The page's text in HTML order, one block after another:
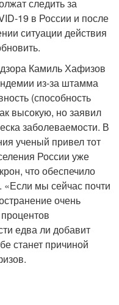
следить за
19 в России и после
ситуации действия
Камиль Хафизов
из-за штамма
(способность
высокую, но заявил
заболеваемости. В
ученый привел тот
России уже
что обеспечило
мы сейчас почти
очень
едва ли добавит
станет причиной